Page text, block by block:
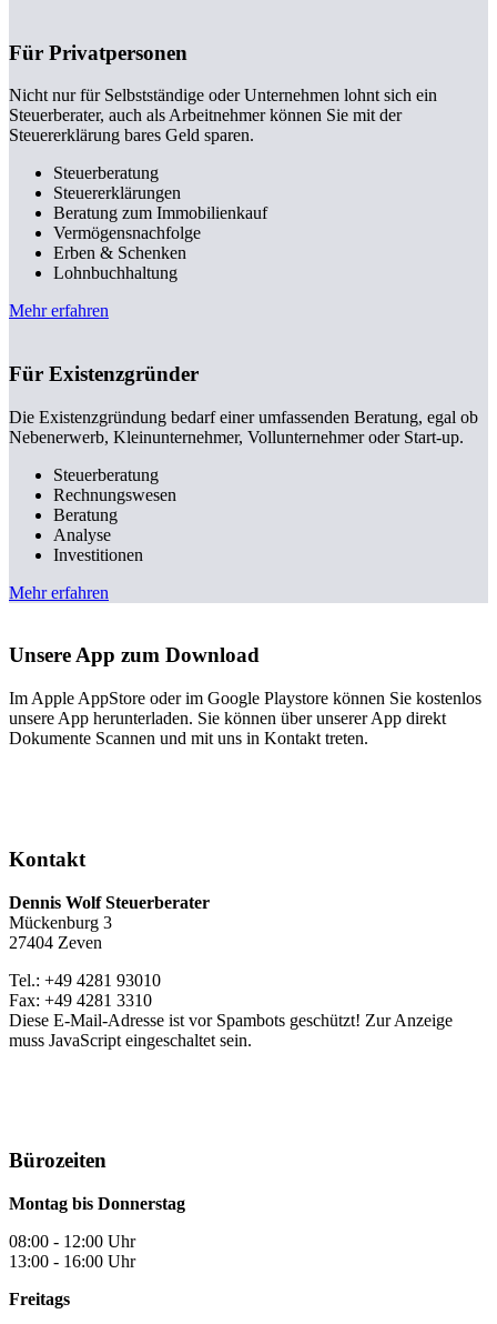
Für Privatpersonen
Nicht nur für Selbstständige oder Unternehmen lohnt sich ein
Steuerberater, auch als Arbeitnehmer können Sie mit der
Steuererklärung bares Geld sparen.
Steuerberatung
Steuererklärungen
Beratung zum Immobilienkauf
Vermögensnachfolge
Erben & Schenken
Lohnbuchhaltung
Mehr erfahren
Für Existenzgründer
Die Existenzgründung bedarf einer umfassenden Beratung, egal ob
Nebenerwerb, Kleinunternehmer, Vollunternehmer oder Start-up.
Steuerberatung
Rechnungswesen
Beratung
Analyse
Investitionen
Mehr erfahren
Unsere App zum Download
Im Apple AppStore oder im Google Playstore können Sie kostenlos
unsere App herunterladen. Sie können über unserer App direkt
Dokumente Scannen und mit uns in Kontakt treten.
Kontakt
Dennis Wolf Steuerberater
Mückenburg 3
27404 Zeven
Tel.: +49 4281 93010
Fax: +49 4281 3310
Diese E-Mail-Adresse ist vor Spambots geschützt! Zur Anzeige
muss JavaScript eingeschaltet sein.
Bürozeiten
Montag bis Donnerstag
08:00 - 12:00 Uhr
13:00 - 16:00 Uhr
Freitags